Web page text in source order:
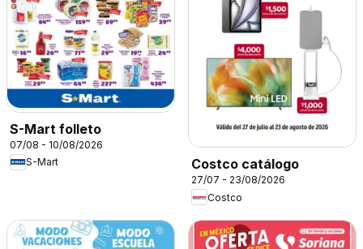
S-Mart folleto
07/08 - 10/08/2026
S-Mart
Costco catálogo
27/07 - 23/08/2026
Costco